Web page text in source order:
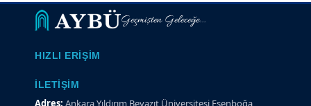
Geçmişten Geleceğe...
HIZLI ERIŞIM
İLETIŞIM
Adres: Ankara Yıldırım Beyazıt Üniversitesi Esenboğa